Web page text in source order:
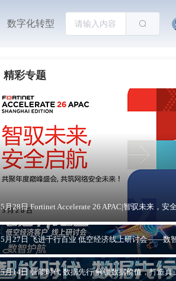
数字化转型
精彩专题
5月28日 Fortinet Accelerate 26 APAC|智驭未来，安